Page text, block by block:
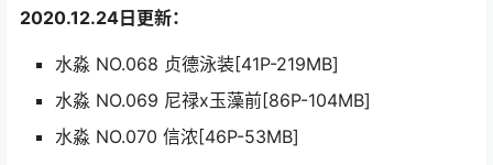
2020.12.24日更新：
水淼 NO.068 贞德泳装[41P-219MB]
水淼 NO.069 尼禄x玉藻前[86P-104MB]
水淼 NO.070 信浓[46P-53MB]